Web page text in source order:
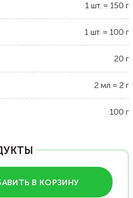
1 шт. = 150 г
1 шт. = 100 г
20 г
2 мл = 2 г
100 г
В КОРЗИНУ